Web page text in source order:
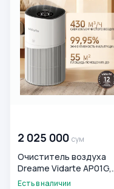
2 025 000 сум
Очиститель воздуха
Dreame Vidarte AP01G,
белый
Есть в наличии